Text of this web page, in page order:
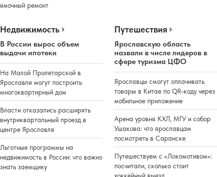
ямочный ремонт
Недвижимость
В России вырос объем
выдачи ипотеки
На Малой Пролетарской в
Ярославле могут построить
многоквартирный дом
Власти отказались расширять
внутриквартальный проезд в
центре Ярославля
Льготные программы на
недвижимость в России: что важно
знать заемщику
Путешествия
Ярославскую область
назвали в числе лидеров в
сфере туризма ЦФО
Ярославцы смогут оплачивать
товары в Китае по QR-коду через
мобильное приложение
Арена уровня КХЛ, МГУ и собор
Ушакова: что ярославцам
посмотреть в Саранске
Путешествуем с «Локомотивом»:
посчитали, сколько стоит
хоккейный выезд